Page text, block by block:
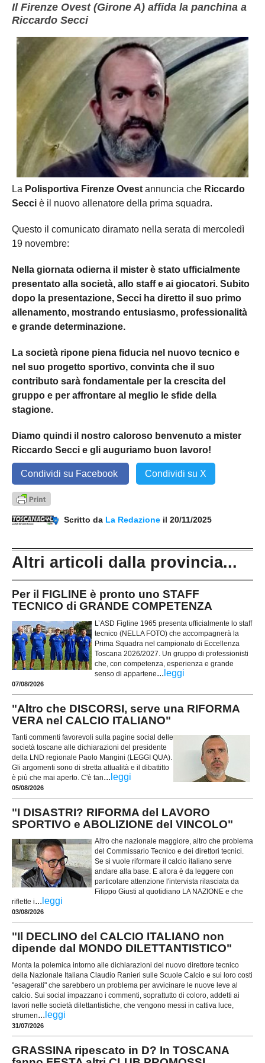
Il Firenze Ovest (Girone A) affida la panchina a
Riccardo Secci
La Polisportiva Firenze Ovest annuncia che Riccardo
Secci è il nuovo allenatore della prima squadra.
Questo il comunicato diramato nella serata di mercoledì
19 novembre:
Nella giornata odierna il mister è stato ufficialmente
presentato alla società, allo staff e ai giocatori. Subito
dopo la presentazione, Secci ha diretto il suo primo
allenamento, mostrando entusiasmo, professionalità
e grande determinazione.
La società ripone piena fiducia nel nuovo tecnico e
nel suo progetto sportivo, convinta che il suo
contributo sarà fondamentale per la crescita del
gruppo e per affrontare al meglio le sfide della
stagione.
Diamo quindi il nostro caloroso benvenuto a mister
Riccardo Secci e gli auguriamo buon lavoro!
Condividi su Facebook Condividi su X
Scritto da La Redazione il 20/11/2025
Altri articoli dalla provincia...
Per il FIGLINE è pronto uno STAFF
TECNICO di GRANDE COMPETENZA
L’ASD Figline 1965 presenta ufficialmente lo staff
tecnico (NELLA FOTO) che accompagnerà la
Prima Squadra nel campionato di Eccellenza
Toscana 2026/2027. Un gruppo di professionisti
che, con competenza, esperienza e grande
senso di appartene... leggi
07/08/2026
"Altro che DISCORSI, serve una RIFORMA
VERA nel CALCIO ITALIANO"
Tanti commenti favorevoli sulla pagine social delle
società toscane alle dichiarazioni del presidente
della LND regionale Paolo Mangini (LEGGI QUA).
Gli argomenti sono di stretta attualità e il dibattitto
è più che mai aperto. C'è tan... leggi
05/08/2026
"I DISASTRI? RIFORMA del LAVORO
SPORTIVO e ABOLIZIONE del VINCOLO"
Altro che nazionale maggiore, altro che problema
del Commissario Tecnico e dei direttori tecnici.
Se si vuole riformare il calcio italiano serve
andare alla base. E allora è da leggere con
particolare attenzione l'intervista rilasciata da
Filippo Giusti al quotidiano LA NAZIONE e che
riflette i... leggi
03/08/2026
"Il DECLINO del CALCIO ITALIANO non
dipende dal MONDO DILETTANTISTICO"
Monta la polemica intorno alle dichiarazioni del nuovo direttore tecnico
della Nazionale Italiana Claudio Ranieri sulle Scuole Calcio e sui loro costi
"esagerati" che sarebbero un problema per avvicinare le nuove leve al
calcio. Sui social impazzano i commenti, soprattutto di coloro, addetti ai
lavori nelle società dilettantistiche, che vengono messi in cattiva luce,
strumen... leggi
31/07/2026
GRASSINA ripescato in D? In TOSCANA